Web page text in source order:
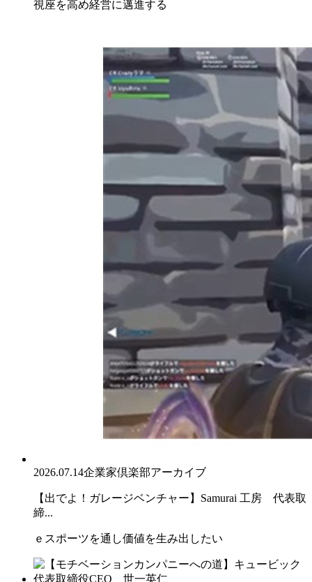
視座を高め経営に邁進する
2026.07.14企業家倶楽部アーカイブ
【出でよ！ガレージベンチャー】Samurai 工房 代表取
締...
ｅスポーツを通し価値を生み出したい